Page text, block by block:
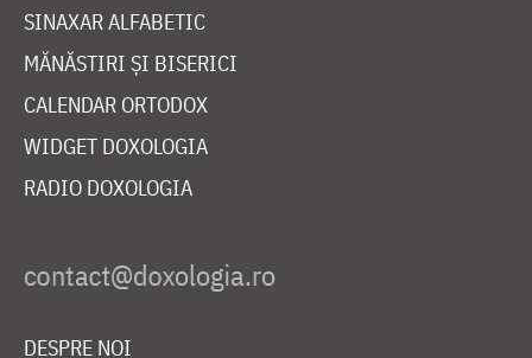
SINAXAR ALFABETIC
MĂNĂSTIRI ȘI BISERICI
CALENDAR ORTODOX
WIDGET DOXOLOGIA
RADIO DOXOLOGIA
DESPRE NOI